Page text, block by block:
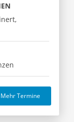
Mehr Termine